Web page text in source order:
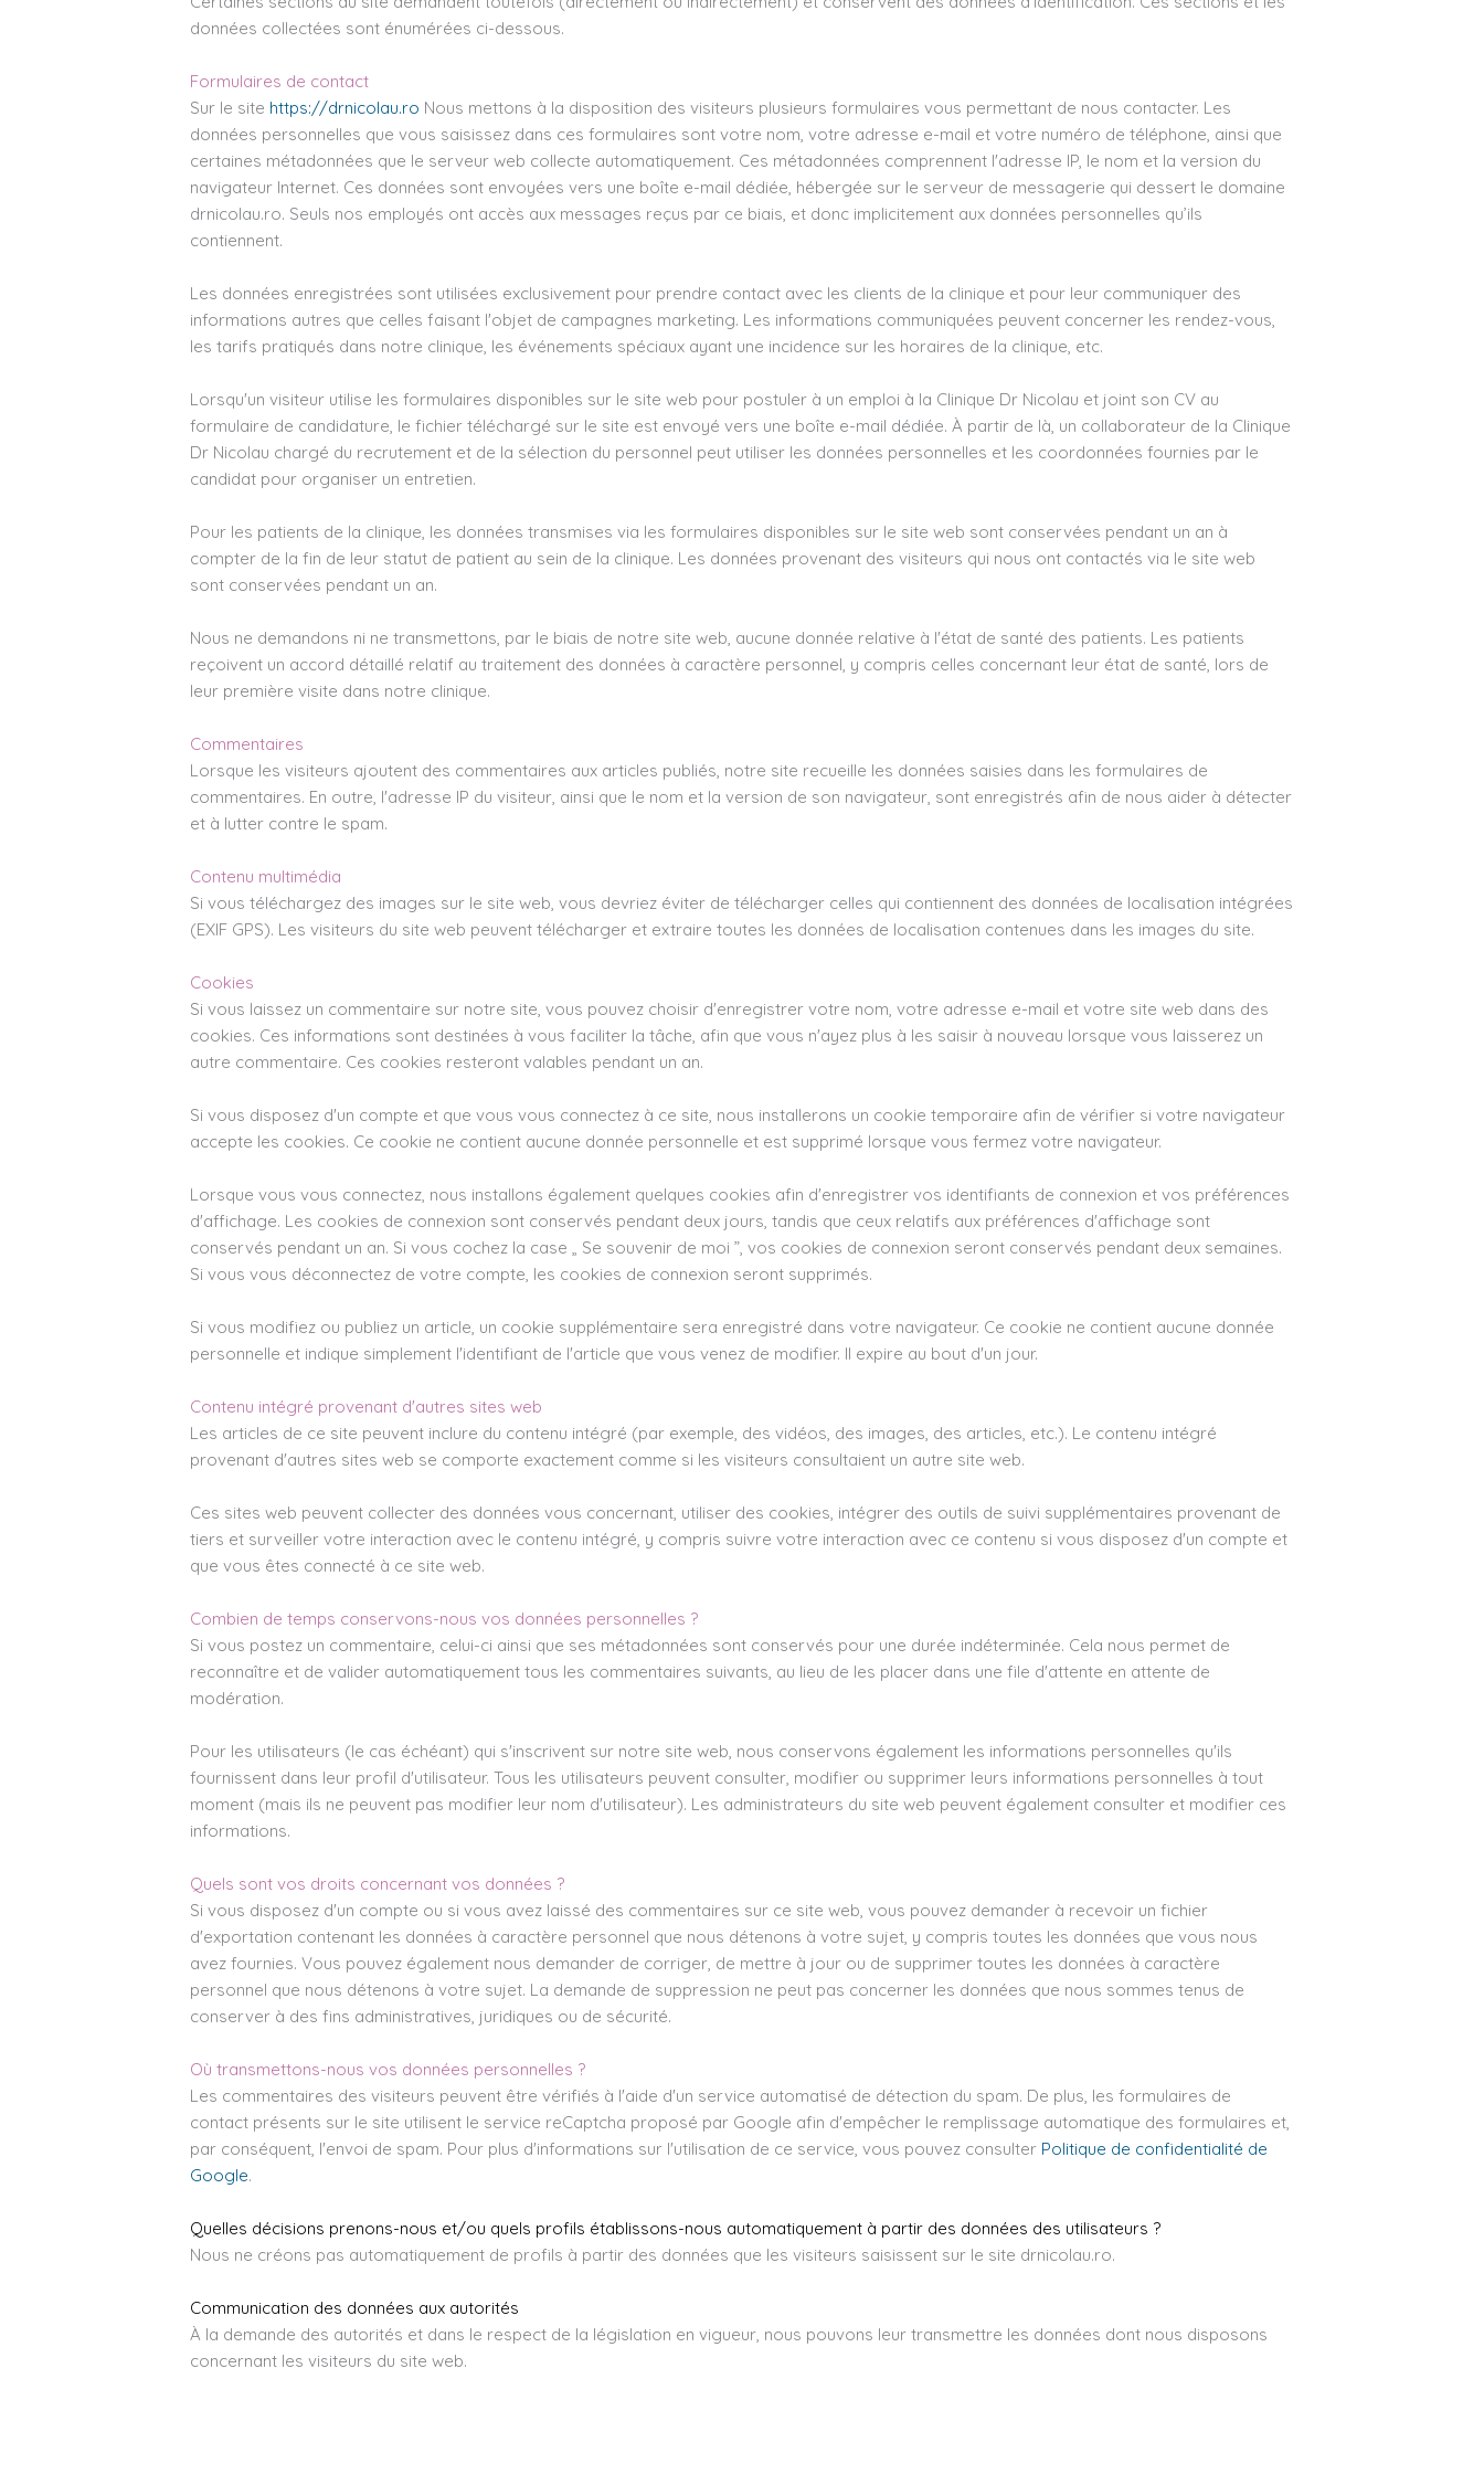
données collectées sont énumérées ci-dessous.
Formulaires de contact
Sur le site https://drnicolau.ro Nous mettons à la disposition des visiteurs plusieurs formulaires vous permettant de nous contacter. Les
données personnelles que vous saisissez dans ces formulaires sont votre nom, votre adresse e-mail et votre numéro de téléphone, ainsi que
certaines métadonnées que le serveur web collecte automatiquement. Ces métadonnées comprennent l'adresse IP, le nom et la version du
navigateur Internet. Ces données sont envoyées vers une boîte e-mail dédiée, hébergée sur le serveur de messagerie qui dessert le domaine
drnicolau.ro. Seuls nos employés ont accès aux messages reçus par ce biais, et donc implicitement aux données personnelles qu’ils
contiennent.
Les données enregistrées sont utilisées exclusivement pour prendre contact avec les clients de la clinique et pour leur communiquer des
informations autres que celles faisant l'objet de campagnes marketing. Les informations communiquées peuvent concerner les rendez-vous,
les tarifs pratiqués dans notre clinique, les événements spéciaux ayant une incidence sur les horaires de la clinique, etc.
Lorsqu'un visiteur utilise les formulaires disponibles sur le site web pour postuler à un emploi à la Clinique Dr Nicolau et joint son CV au
formulaire de candidature, le fichier téléchargé sur le site est envoyé vers une boîte e-mail dédiée. À partir de là, un collaborateur de la Clinique
Dr Nicolau chargé du recrutement et de la sélection du personnel peut utiliser les données personnelles et les coordonnées fournies par le
candidat pour organiser un entretien.
Pour les patients de la clinique, les données transmises via les formulaires disponibles sur le site web sont conservées pendant un an à
compter de la fin de leur statut de patient au sein de la clinique. Les données provenant des visiteurs qui nous ont contactés via le site web
sont conservées pendant un an.
Nous ne demandons ni ne transmettons, par le biais de notre site web, aucune donnée relative à l'état de santé des patients. Les patients
reçoivent un accord détaillé relatif au traitement des données à caractère personnel, y compris celles concernant leur état de santé, lors de
leur première visite dans notre clinique.
Commentaires
Lorsque les visiteurs ajoutent des commentaires aux articles publiés, notre site recueille les données saisies dans les formulaires de
commentaires. En outre, l'adresse IP du visiteur, ainsi que le nom et la version de son navigateur, sont enregistrés afin de nous aider à détecter
et à lutter contre le spam.
Contenu multimédia
Si vous téléchargez des images sur le site web, vous devriez éviter de télécharger celles qui contiennent des données de localisation intégrées
(EXIF GPS). Les visiteurs du site web peuvent télécharger et extraire toutes les données de localisation contenues dans les images du site.
Cookies
Si vous laissez un commentaire sur notre site, vous pouvez choisir d'enregistrer votre nom, votre adresse e-mail et votre site web dans des
cookies. Ces informations sont destinées à vous faciliter la tâche, afin que vous n'ayez plus à les saisir à nouveau lorsque vous laisserez un
autre commentaire. Ces cookies resteront valables pendant un an.
Si vous disposez d'un compte et que vous vous connectez à ce site, nous installerons un cookie temporaire afin de vérifier si votre navigateur
accepte les cookies. Ce cookie ne contient aucune donnée personnelle et est supprimé lorsque vous fermez votre navigateur.
Lorsque vous vous connectez, nous installons également quelques cookies afin d'enregistrer vos identifiants de connexion et vos préférences
d'affichage. Les cookies de connexion sont conservés pendant deux jours, tandis que ceux relatifs aux préférences d'affichage sont
conservés pendant un an. Si vous cochez la case „ Se souvenir de moi ”, vos cookies de connexion seront conservés pendant deux semaines.
Si vous vous déconnectez de votre compte, les cookies de connexion seront supprimés.
Si vous modifiez ou publiez un article, un cookie supplémentaire sera enregistré dans votre navigateur. Ce cookie ne contient aucune donnée
personnelle et indique simplement l'identifiant de l'article que vous venez de modifier. Il expire au bout d'un jour.
Contenu intégré provenant d'autres sites web
Les articles de ce site peuvent inclure du contenu intégré (par exemple, des vidéos, des images, des articles, etc.). Le contenu intégré
provenant d'autres sites web se comporte exactement comme si les visiteurs consultaient un autre site web.
Ces sites web peuvent collecter des données vous concernant, utiliser des cookies, intégrer des outils de suivi supplémentaires provenant de
tiers et surveiller votre interaction avec le contenu intégré, y compris suivre votre interaction avec ce contenu si vous disposez d'un compte et
que vous êtes connecté à ce site web.
Combien de temps conservons-nous vos données personnelles ?
Si vous postez un commentaire, celui-ci ainsi que ses métadonnées sont conservés pour une durée indéterminée. Cela nous permet de
reconnaître et de valider automatiquement tous les commentaires suivants, au lieu de les placer dans une file d'attente en attente de
modération.
Pour les utilisateurs (le cas échéant) qui s'inscrivent sur notre site web, nous conservons également les informations personnelles qu'ils
fournissent dans leur profil d'utilisateur. Tous les utilisateurs peuvent consulter, modifier ou supprimer leurs informations personnelles à tout
moment (mais ils ne peuvent pas modifier leur nom d'utilisateur). Les administrateurs du site web peuvent également consulter et modifier ces
informations.
Quels sont vos droits concernant vos données ?
Si vous disposez d'un compte ou si vous avez laissé des commentaires sur ce site web, vous pouvez demander à recevoir un fichier
d'exportation contenant les données à caractère personnel que nous détenons à votre sujet, y compris toutes les données que vous nous
avez fournies. Vous pouvez également nous demander de corriger, de mettre à jour ou de supprimer toutes les données à caractère
personnel que nous détenons à votre sujet. La demande de suppression ne peut pas concerner les données que nous sommes tenus de
conserver à des fins administratives, juridiques ou de sécurité.
Où transmettons-nous vos données personnelles ?
Les commentaires des visiteurs peuvent être vérifiés à l'aide d'un service automatisé de détection du spam. De plus, les formulaires de
contact présents sur le site utilisent le service reCaptcha proposé par Google afin d'empêcher le remplissage automatique des formulaires et,
par conséquent, l'envoi de spam. Pour plus d'informations sur l'utilisation de ce service, vous pouvez consulter Politique de confidentialité de
Google.
Quelles décisions prenons-nous et/ou quels profils établissons-nous automatiquement à partir des données des utilisateurs ?
Nous ne créons pas automatiquement de profils à partir des données que les visiteurs saisissent sur le site drnicolau.ro.
Communication des données aux autorités
À la demande des autorités et dans le respect de la législation en vigueur, nous pouvons leur transmettre les données dont nous disposons
concernant les visiteurs du site web.